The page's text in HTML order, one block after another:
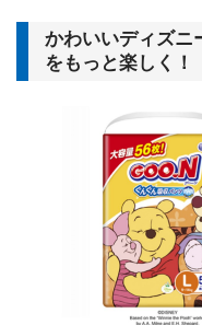
かわいいディズニ
をもっと楽しく！